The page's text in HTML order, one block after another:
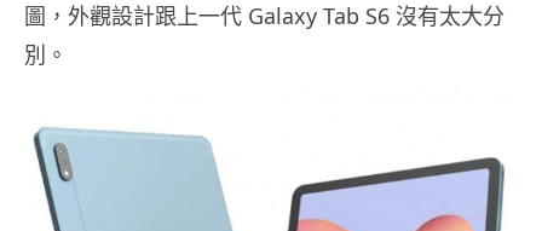
圖，外觀設計跟上一代 Galaxy Tab S6 沒有太大分
別。